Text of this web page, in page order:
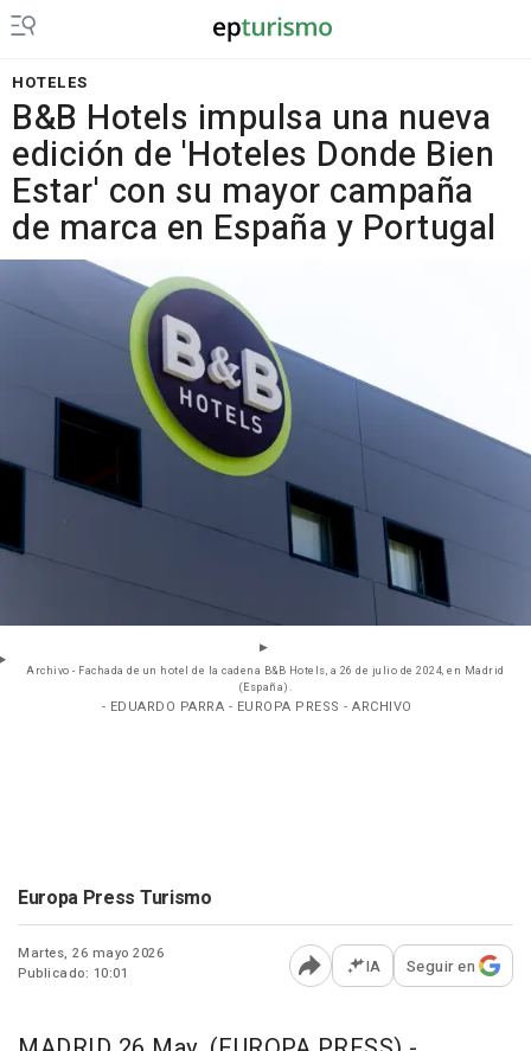
HOTELES
B&B Hotels impulsa una nueva
edición de 'Hoteles Donde Bien
Estar' con su mayor campaña
de marca en España y Portugal
Archivo - Fachada de un hotel de la cadena B&B Hotels, a 26 de julio de 2024, en Madrid
(España).
- EDUARDO PARRA - EUROPA PRESS - ARCHIVO
Europa Press Turismo
Martes, 26 mayo 2026
Publicado: 10:01
Abrir opciones para
IA Seguir en